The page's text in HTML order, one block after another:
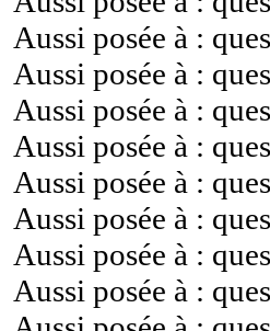
Aussi posée à :
Aussi posée à :
Aussi posée à :
Aussi posée à :
Aussi posée à :
Aussi posée à :
Aussi posée à :
Aussi posée à :